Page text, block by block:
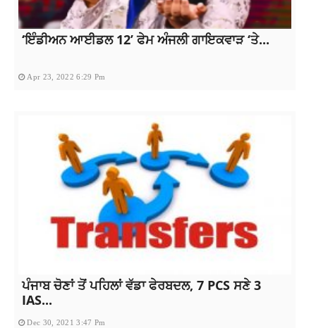
‘ਇੰਡੀਅਨ ਆਈਡਲ 12’ ਫੇਮ ਅੰਜਲੀ ਗਾਇਕਵਾੜ ‘ਤੇ...
Apr 23, 2022 6:29 Pm
ਪੰਜਾਬ ਚੋਣਾਂ ਤੋਂ ਪਹਿਲਾਂ ਵੱਡਾ ਫੇਰਬਦਲ, 7 PCS ਸਣੇ 3
IAS...
Dec 30, 2021 3:47 Pm